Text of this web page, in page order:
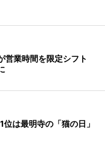
営業時間を限定シフト
は最明寺の「猫の日」